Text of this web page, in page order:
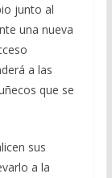
junto al
una nueva
a las
que se
sus
a la